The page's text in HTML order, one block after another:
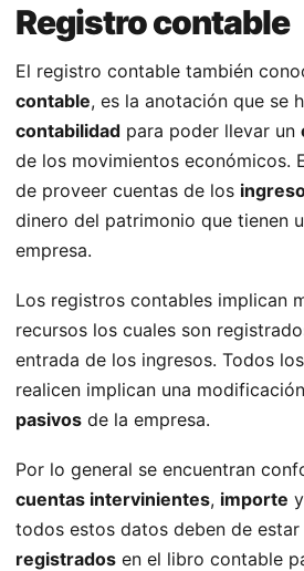
Registro contable
El registro contable también
contable, es la anotación que se
contabilidad para poder llevar un
de los movimientos económicos.
de proveer cuentas de los
dinero del patrimonio que tienen
empresa.
Los registros contables implican
recursos los cuales son
entrada de los ingresos. Todos
realicen implican una
pasivos de la empresa.
Por lo general se encuentran
cuentas intervinientes, importe y
todos estos datos deben de estar
registrados en el libro contable